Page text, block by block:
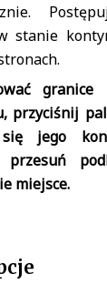
stanie
przyciśnij
się jego
przesuń
miejsce.